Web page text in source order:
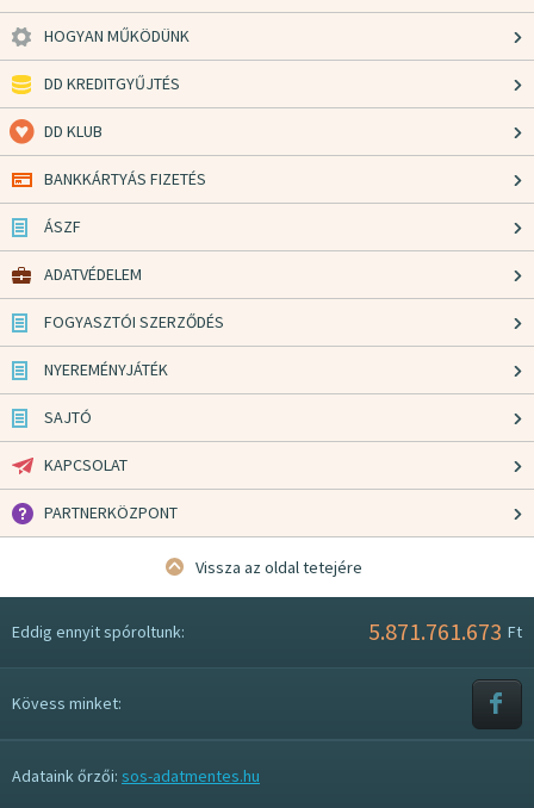
HOGYAN MŰKÖDÜNK
DD KREDITGYŰJTÉS
DD KLUB
BANKKÁRTYÁS FIZETÉS
ÁSZF
ADATVÉDELEM
FOGYASZTÓI SZERZŐDÉS
NYEREMÉNYJÁTÉK
SAJTÓ
KAPCSOLAT
PARTNERKÖZPONT
Vissza az oldal tetejére
Eddig ennyit spóroltunk: 5.871.761.673 Ft
Kövess minket:
Adataink őrzői: sos-adatmentes.hu